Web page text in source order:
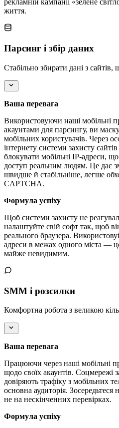
рекламній кампанії «зелене
життя.
Парсинг і збір даних
Стабільно збирати дані з сайтів,
Ваша перевага
Використовуючи наші мобільні
акаунтами для парсингу, ви
мобільних користувачів. Через
інтернету системи захисту
блокувати мобільні IP-адреси,
доступ реальним людям. Це дає
швидше й стабільніше, легше
CAPTCHA.
Формула успіху
Щоб системи захисту не
налаштуйте свій софт так, щоб
реального браузера.
адреси в межах одного міста —
майже невидимим.
SMM і розсилки
Комфортна робота з великою
Ваша перевага
Працюючи через наші мобільні
щодо своїх акаунтів. Соцмережі
довіряють трафіку з мобільних
основна аудиторія. Зосередьтеся
не на нескінченних перевірках.
Формула успіху